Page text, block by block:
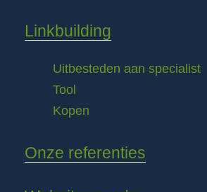
Linkbuilding
Uitbesteden aan specialist
Tool
Kopen
Onze referenties